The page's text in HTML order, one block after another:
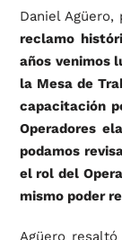
Daniel
reclamo
años venimos
la Mesa de
capacitación
Operadores
podamos
el rol del
mismo poder
Agüero